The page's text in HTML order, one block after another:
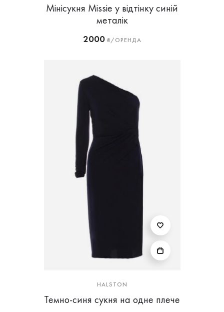
Мінісукня Missie у відтінку синій
металік
2000₴/ОРЕНДА
HALSTON
Темно-синя сукня на одне плече